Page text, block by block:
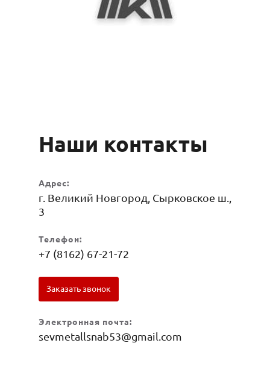
Наши контакты
Адрес:
г. Великий Новгород, Сырковское ш.,
3
Телефон:
+7 (8162) 67-21-72
Заказать звонок
Электронная почта:
sevmetallsnab53@gmail.com